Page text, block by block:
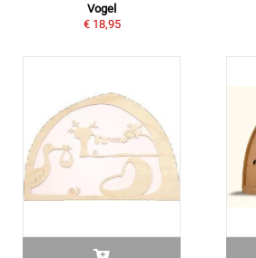
Vogel
€ 18,95